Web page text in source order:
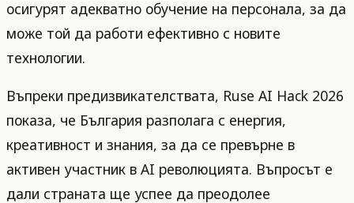
осигурят адекватно обучение на персонала, за да
може той да работи ефективно с новите
технологии.
Въпреки предизвикателствата, Ruse AI Hack 2026
показа, че България разполага с енергия,
креативност и знания, за да се превърне в
активен участник в AI революцията. Въпросът е
дали страната ще успее да преодолее